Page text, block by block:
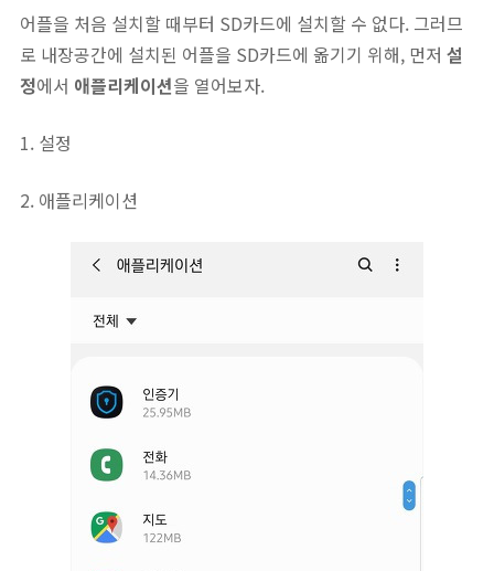
어플을 처음 설치할 때부터 SD카드에 설치할 수 없다. 그러므
로 내장공간에 설치된 어플을 SD카드에 옮기기 위해, 먼저 설
정에서 애플리케이션을 열어보자.
1. 설정
2. 애플리케이션